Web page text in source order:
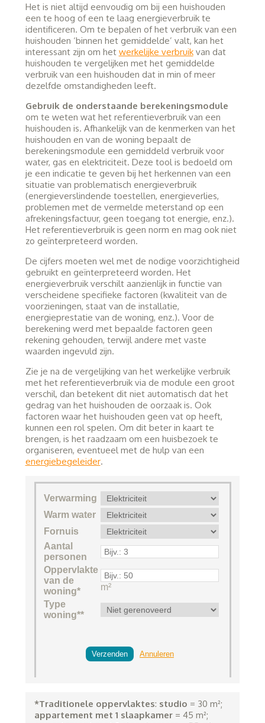
Het is niet altijd eenvoudig om bij een huishouden
een te hoog of een te laag energieverbruik te
identificeren. Om te bepalen of het verbruik van een
huishouden ‘binnen het gemiddelde’ valt, kan het
interessant zijn om het werkelijke verbruikvan dat
huishouden te vergelijken met het gemiddelde
verbruik van een huishouden dat in min of meer
dezelfde omstandigheden leeft.
Gebruik de onderstaande berekeningsmodule
om te weten wat het referentieverbruik van een
huishouden is. Afhankelijk van de kenmerken van het
huishouden en van de woning bepaalt de
berekeningsmodule een gemiddeld verbruik voor
water, gas en elektriciteit. Deze tool is bedoeld om
je een indicatie te geven bij het herkennen van een
situatie van problematisch energieverbruik
(energieverslindende toestellen, energieverlies,
problemen met de vermelde meterstand op een
afrekeningsfactuur, geen toegang tot energie, enz.).
Het referentieverbruik is geen norm en mag ook niet
zo geïnterpreteerd worden.
De cijfers moeten wel met de nodige voorzichtigheid
gebruikt en geïnterpreteerd worden. Het
energieverbruik verschilt aanzienlijk in functie van
verscheidene specifieke factoren (kwaliteit van de
voorzieningen, staat van de installatie,
energieprestatie van de woning, enz.). Voor de
berekening werd met bepaalde factoren geen
rekening gehouden, terwijl andere met vaste
waarden ingevuld zijn.
Zie je na de vergelijking van het werkelijke verbruik
met het referentieverbruik via de module een groot
verschil, dan betekent dit niet automatisch dat het
gedrag van het huishouden de oorzaak is. Ook
factoren waar het huishouden geen vat op heeft,
kunnen een rol spelen. Om dit beter in kaart te
brengen, is het raadzaam om een huisbezoek te
organiseren, eventueel met de hulp van een
energiebegeleider.
*Traditionele oppervlaktes: studio = 30 m²;
appartement met 1 slaapkamer= 45 m²;